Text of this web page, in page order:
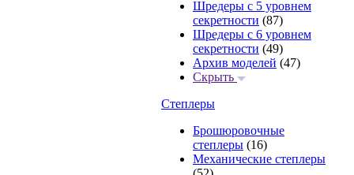
Шредеры с 5 уровнем
секретности (87)
Шредеры с 6 уровнем
секретности (49)
Архив моделей (47)
Скрыть
Степлеры
Брошюровочные
степлеры (16)
Механические степлеры